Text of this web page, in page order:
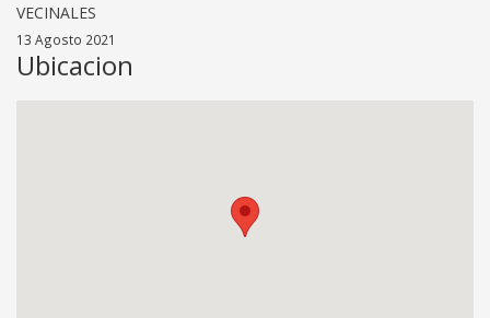
VECINALES
13 Agosto 2021
Ubicacion